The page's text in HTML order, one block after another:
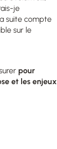
je
suite compte
sur le
pour
et les enjeux